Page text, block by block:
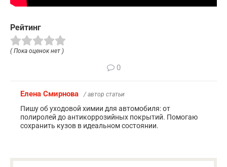
Рейтинг
( Пока оценок нет )
0
Елена Смирнова / автор статьи
Пишу об уходовой химии для автомобиля: от
полиролей до антикоррозийных покрытий. Помогаю
сохранить кузов в идеальном состоянии.